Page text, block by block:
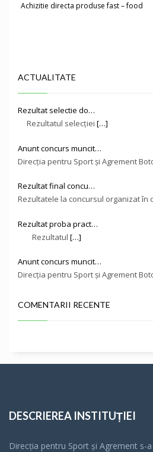
Achizitie directa produse fast – food
ACTUALITATE
Rezultat selectie do…
Rezultatul selecției […]
Anunt concurs muncit…
Direcţia pentru Sport și Agrement
Rezultat final concu…
Rezultatele la concursul organizat în
Rezultat proba pract…
Rezultatul […]
Anunt concurs muncit…
Direcţia pentru Sport și Agrement
COMENTARII RECENTE
DESCRIEREA INSTITUȚIEI
Direcția pentru Sport și Agrement s-